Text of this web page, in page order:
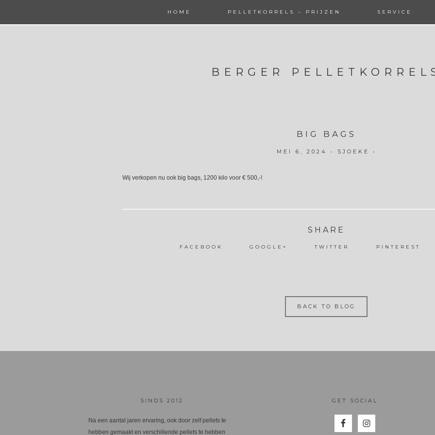
HOME PELLETKORRELS – PRIJZEN SERVICE
BERGER
BIG BAGS
MEI 6, 2024 • SJOEKE •
Wij verkopen nu ook big bags, 1200 kilo voor € 500,-!
SHARE
FACEBOOK GOOGLE+ TWITTER PINTEREST
BACK TO BLOG
SINDS 2012
Na een aantal jaren ervaring, ook door zelf pellets te
hebben gemaakt en verschillende pellets te hebben
GET SOCIAL